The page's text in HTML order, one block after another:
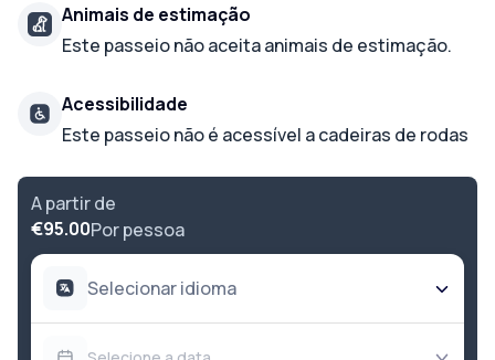
Animais de estimação
Este passeio não aceita animais de estimação.
Acessibilidade
Este passeio não é acessível a cadeiras de rodas
A partir de
€95.00Por pessoa
Selecionar idioma